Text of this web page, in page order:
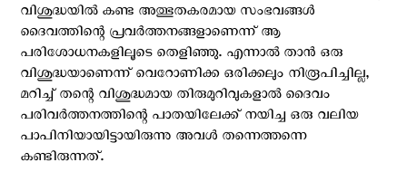
വിശുദ്ധയില്‍ കണ്ട അത്ഭുതകരമായ സംഭവങ്ങള്‍
ദൈവത്തിന്റെ പ്രവര്‍ത്തനങ്ങളാണെന്ന് ആ
പരിശോധനകളിലൂടെ തെളിഞ്ഞു. എന്നാല്‍ താന്‍ ഒരു
വിശുദ്ധയാണെന്ന് വെറോണിക്ക ഒരിക്കലും നിരൂപിച്ചില്ല,
മറിച്ച് തന്റെ വിശുദ്ധമായ തിരുമുറിവുകളാല്‍ ദൈവം
പരിവര്‍ത്തനത്തിന്റെ പാതയിലേക്ക് നയിച്ച ഒരു വലിയ
പാപിനിയായിട്ടായിരുന്നു അവള്‍ തന്നെത്തന്നെ
കണ്ടിരുന്നത്.